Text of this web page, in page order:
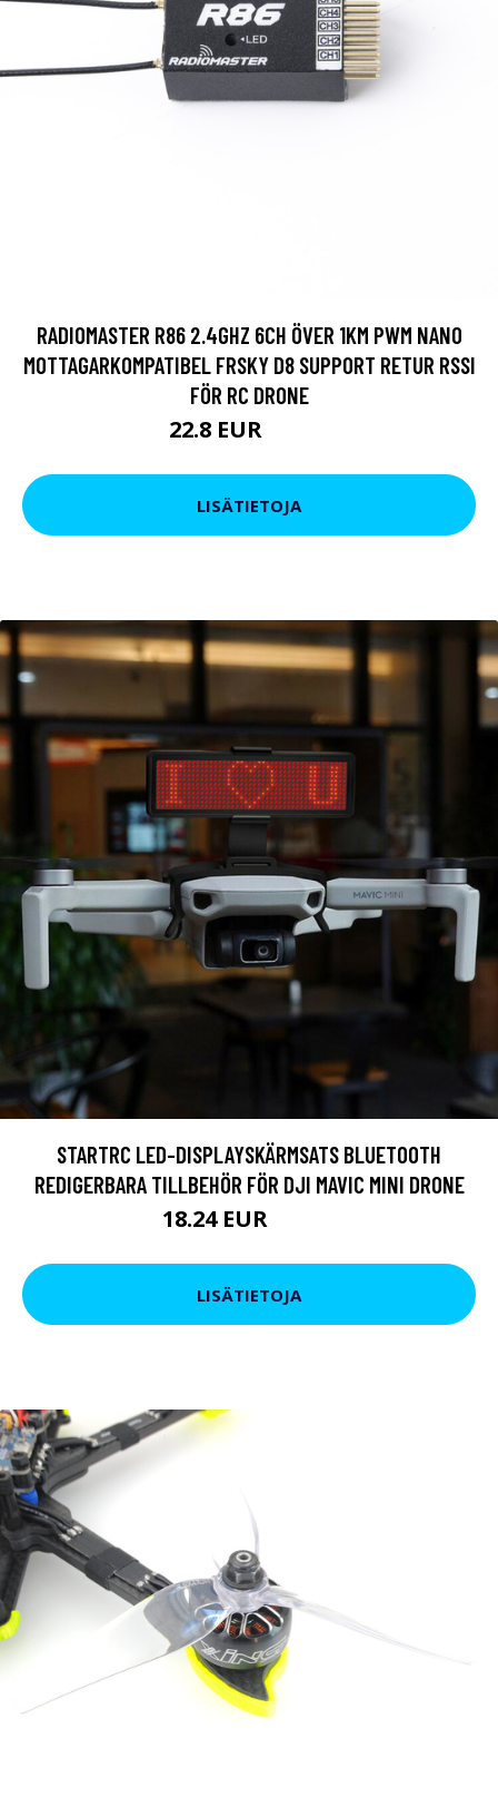
RADIOMASTER R86 2.4GHZ 6CH ÖVER 1KM PWM NANO
MOTTAGARKOMPATIBEL FRSKY D8 SUPPORT RETUR RSSI
FÖR RC DRONE
22.8 EUR
LISÄTIETOJA
STARTRC LED-DISPLAYSKÄRMSATS BLUETOOTH
REDIGERBARA TILLBEHÖR FÖR DJI MAVIC MINI DRONE
18.24 EUR
LISÄTIETOJA